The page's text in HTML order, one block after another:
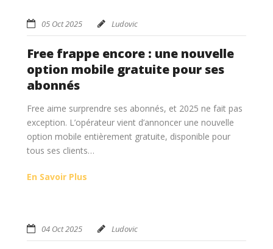
05 Oct 2025 Ludovic
Free frappe encore : une nouvelle
option mobile gratuite pour ses
abonnés
Free aime surprendre ses abonnés, et 2025 ne fait pas
exception. L’opérateur vient d’annoncer une nouvelle
option mobile entièrement gratuite, disponible pour
tous ses clients…
En Savoir Plus
04 Oct 2025 Ludovic